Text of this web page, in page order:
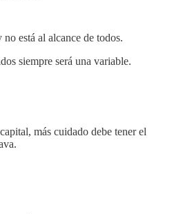
está al alcance de todos.
siempre será una variable.
más cuidado debe tener el